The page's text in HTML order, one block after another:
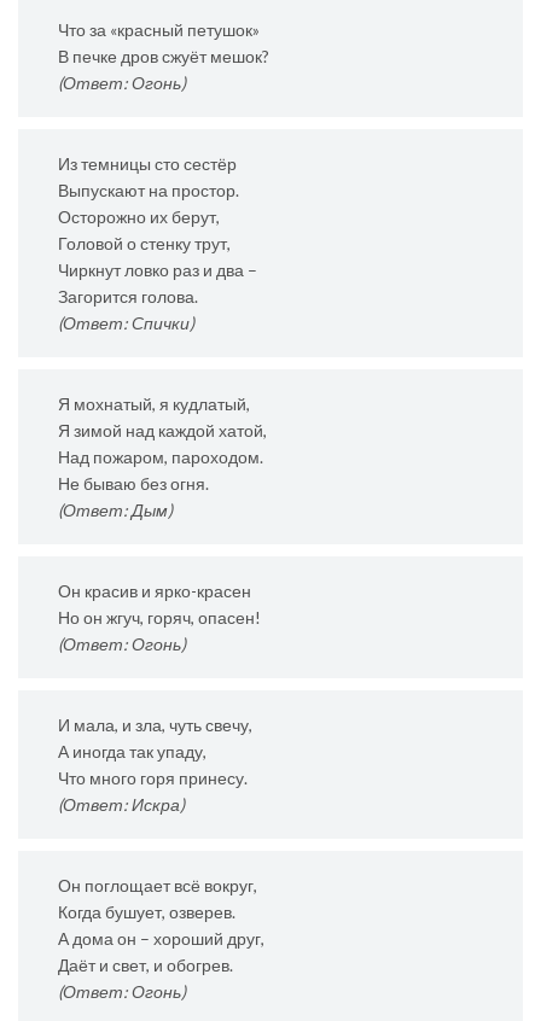
Что за «красный петушок»
В печке дров сжуёт мешок?
(Ответ: Огонь)
Из темницы сто сестёр
Выпускают на простор.
Осторожно их берут,
Головой о стенку трут,
Чиркнут ловко раз и два –
Загорится голова.
(Ответ: Спички)
Я мохнатый, я кудлатый,
Я зимой над каждой хатой,
Над пожаром, пароходом.
Не бываю без огня.
(Ответ: Дым)
Он красив и ярко-красен
Но он жгуч, горяч, опасен!
(Ответ: Огонь)
И мала, и зла, чуть свечу,
А иногда так упаду,
Что много горя принесу.
(Ответ: Искра)
Он поглощает всё вокруг,
Когда бушует, озверев.
А дома он – хороший друг,
Даёт и свет, и обогрев.
(Ответ: Огонь)